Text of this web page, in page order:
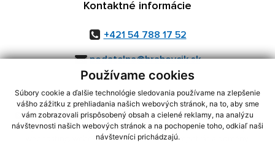
Používame cookies
Súbory cookie a ďalšie technológie sledovania používame na zlepšenie
vášho zážitku z prehliadania našich webových stránok, na to, aby sme
vám zobrazovali prispôsobený obsah a cielené reklamy, na analýzu
návštevnosti našich webových stránok a na pochopenie toho, odkiaľ naši
návštevníci prichádzajú.
Kontaktné informácie
+421 54 788 17 52
podatelna@hrabovcik.sk
využite možnosť získavania aktuálnych informácií s využitím RSS
CMS systém (redakčný) systém ECHELON 2,Mapa stránok,web portál
webex.digital, s.r.o.,domény,registrácia domény